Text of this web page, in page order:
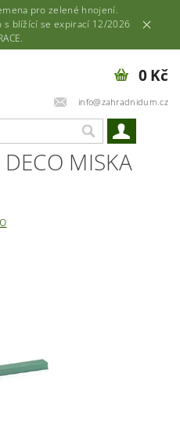
pro zelené hnojení.
s blížící se expirací 12/2026
info@zahradnidum.cz
0 Kč
MISKA